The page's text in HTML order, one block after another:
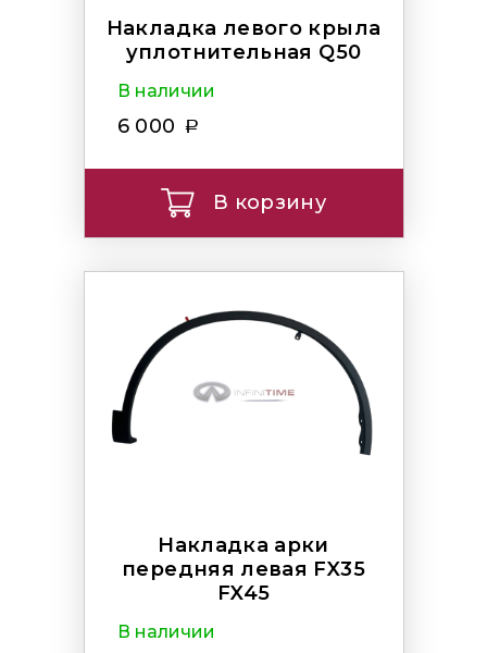
Накладка левого крыла
уплотнительная Q50
В наличии
6 000
В корзину
Накладка арки
передняя левая FX35
FX45
В наличии